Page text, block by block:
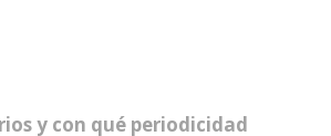
y con qué periodicidad